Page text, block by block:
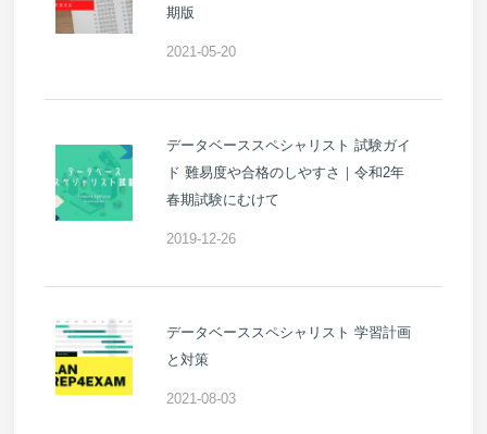
期版
2021-05-20
データベーススペシャリスト 試験ガイ
ド 難易度や合格のしやすさ｜令和2年
春期試験にむけて
2019-12-26
データベーススペシャリスト 学習計画
と対策
2021-08-03